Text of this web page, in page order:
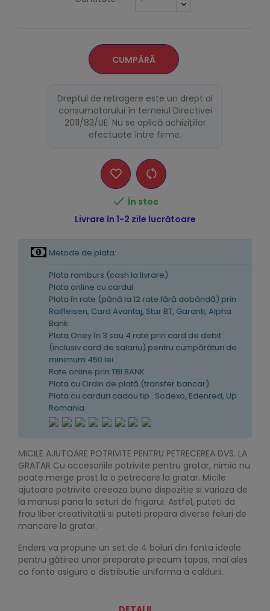
CUMPĂRĂ
Dreptul de retragere este un drept al
consumatorului în temeiul Directivei
2011/83/UE. Nu se aplică achizițiilor
efectuate între firme.
 În stoc
Livrare în 1-2 zile lucrătoare
Metode de plata:
Plata ramburs (cash la livrare)
Plata online cu cardul
Plata în rate (pănă la 12 rate fără dobândă) prin
Raiffeisen, Card Avantaj, Star BT, Garanti, Alpha
Bank
Plata Oney în 3 sau 4 rate prin card de debit
(inclusiv card de salariu) pentru cumpărături de
minimum 450 lei.
Rate online prin TBI BANK
Plata cu Ordin de plată (transfer bancar)
Plata cu carduri cadou tip : Sodexo, Edenred, Up
Romania
MICILE AJUTOARE POTRIVITE PENTRU PETRECEREA DVS. LA
GRATAR Cu accesoriile potrivite pentru gratar, nimic nu
poate merge prost la o petrecere la gratar. Micile
ajutoare potrivite creeaza buna dispozitie si variaza de
la manusi pana la seturi de frigarui. Astfel, puteti da
frau liber creativitatii si puteti prepara diverse feluri de
mancare la gratar.
Enders va propune un set de 4 boluri din fonta ideale
pentru gătirea unor preparate precum tapas, mai ales
ca fonta asigura o distributie uniforma a caldurii.